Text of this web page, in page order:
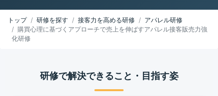
トップ 研修を探す 接客力を高める研修
アパレル研修
購買心理に基づくアプローチで売上を伸ばすアパレル接客販売力強
化研修
研修で解決できること・目指す姿